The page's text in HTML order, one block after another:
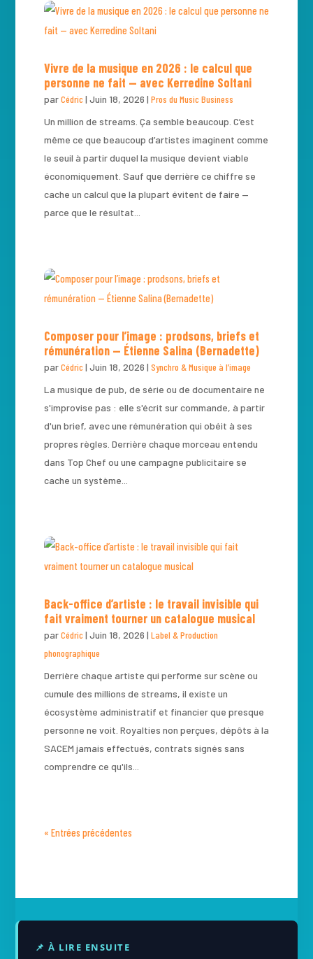
Vivre de la musique en 2026 : le calcul que
personne ne fait — avec Kerredine Soltani
parCédric| Juin 18, 2026 | Pros du Music Business
Un million de streams. Ça semble beaucoup. C’est
même ce que beaucoup d’artistes imaginent comme
le seuil à partir duquel la musique devient viable
économiquement. Sauf que derrière ce chiffre se
cache un calcul que la plupart évitent de faire —
parce que le résultat...
Composer pour l’image : prodsons, briefs et
rémunération — Étienne Salina (Bernadette)
parCédric| Juin 18, 2026 | Synchro & Musique à l’image
La musique de pub, de série ou de documentaire ne
s'improvise pas : elle s'écrit sur commande, à partir
d'un brief, avec une rémunération qui obéit à ses
propres règles. Derrière chaque morceau entendu
dans Top Chef ou une campagne publicitaire se
cache un système...
Back-office d’artiste : le travail invisible qui
fait vraiment tourner un catalogue musical
parCédric| Juin 18, 2026 | Label & Production
phonographique
Derrière chaque artiste qui performe sur scène ou
cumule des millions de streams, il existe un
écosystème administratif et financier que presque
personne ne voit. Royalties non perçues, dépôts à la
SACEM jamais effectués, contrats signés sans
comprendre ce qu'ils...
« Entrées précédentes
📌 À LIRE ENSUITE